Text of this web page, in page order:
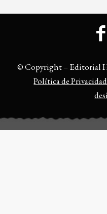
© Copyright – Editorial
Política de